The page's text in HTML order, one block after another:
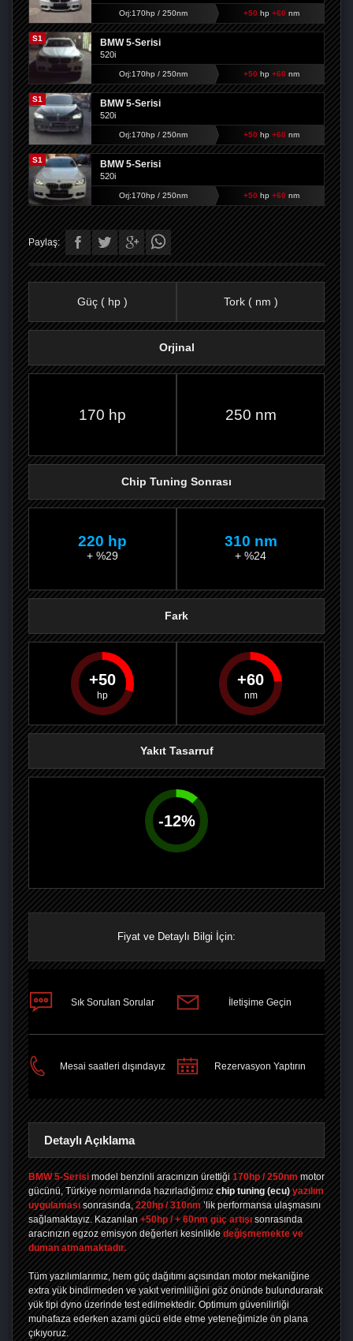
Orj:170hp / 250nm +50 hp +60 nm
S1 BMW 5-Serisi
520i
Orj:170hp / 250nm +50 hp +60 nm
S1 BMW 5-Serisi
520i
Orj:170hp / 250nm +50 hp +60 nm
S1 BMW 5-Serisi
520i
Orj:170hp / 250nm +50 hp +60 nm
Paylaş:
PAYLAŞPAYLAŞPLUS'TA
Güç ( hp ) Tork ( nm )
Orjinal
170 hp 250 nm
Chip Tuning Sonrası
220 hp
+ %29
310 nm
+ %24
Fark
50 60
Yakıt Tasarruf
-12%
Fiyat ve Detaylı Bilgi İçin:
Sık Sorulan Sorular İletişime Geçin
Mesai saatleri dışındayız Rezervasyon Yaptırın
Detaylı Açıklama
BMW 5-Serisi model benzinli aracınızın ürettiği 170hp / 250nm motor
gücünü, Türkiye normlarında hazırladığımız chip tuning (ecu) yazılım
uygulaması sonrasında, 220hp / 310nm ’lik performansa ulaşmasını
sağlamaktayız. Kazanılan +50hp / + 60nm güç artışı sonrasında
aracınızın egzoz emisyon değerleri kesinlikle değişmemekte ve
duman atmamaktadır.
Tüm yazılımlarımız, hem güç dağıtımı açısından motor mekaniğine
extra yük bindirmeden ve yakıt verimliliğini göz önünde bulundurarak
yük tipi dyno üzerinde test edilmektedir. Optimum güvenilirliği
muhafaza ederken azami gücü elde etme yeteneğimizle ön plana
çıkıyoruz.